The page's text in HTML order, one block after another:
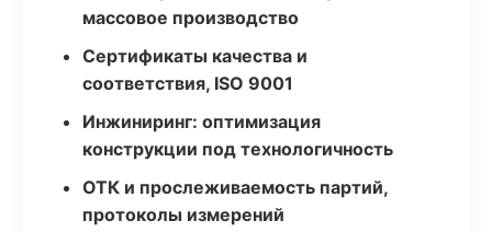
массовое производство
Сертификаты качества и
соответствия, ISO 9001
Инжиниринг: оптимизация
конструкции под технологичность
ОТК и прослеживаемость партий,
протоколы измерений